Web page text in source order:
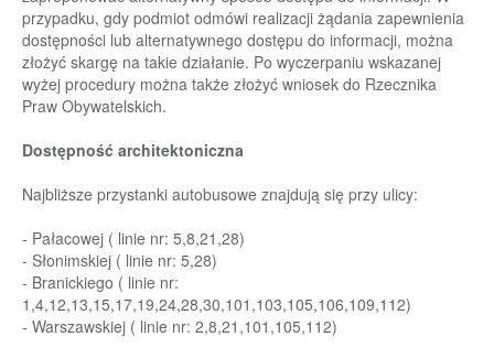
przypadku, gdy podmiot odmówi realizacji żądania zapewnienia
dostępności lub alternatywnego dostępu do informacji, można
złożyć skargę na takie działanie. Po wyczerpaniu wskazanej
wyżej procedury można także złożyć wniosek do Rzecznika
Praw Obywatelskich.
Dostępność architektoniczna
Najbliższe przystanki autobusowe znajdują się przy ulicy:
- Pałacowej ( linie nr: 5,8,21,28)
- Słonimskiej ( linie nr: 5,28)
- Branickiego ( linie nr:
1,4,12,13,15,17,19,24,28,30,101,103,105,106,109,112)
- Warszawskiej ( linie nr: 2,8,21,101,105,112)